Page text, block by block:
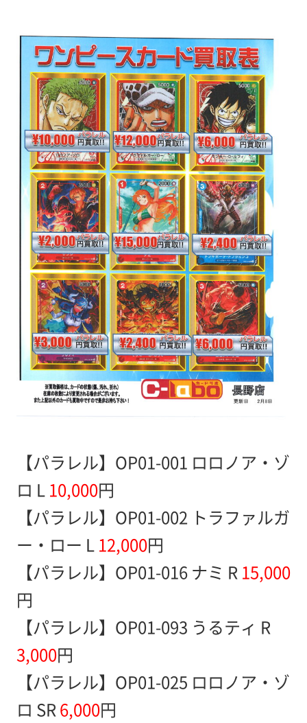
【パラレル】OP01-001 ロロノア・ゾ
ロ L10,000円
【パラレル】OP01-002 トラファルガ
ー・ロー L12,000円
【パラレル】OP01-016 ナミ R15,000
円
【パラレル】OP01-093 うるティ R
3,000円
【パラレル】OP01-025 ロロノア・ゾ
ロ SR6,000円